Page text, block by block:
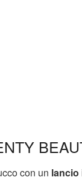
con un lancio